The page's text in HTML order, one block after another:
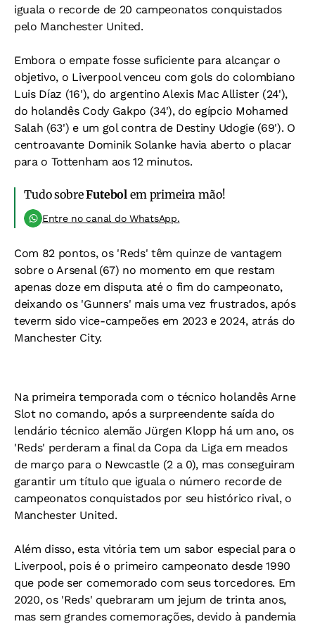
iguala o recorde de 20 campeonatos conquistados
pelo Manchester United.
Embora o empate fosse suficiente para alcançar o
objetivo, o Liverpool venceu com gols do colombiano
Luis Díaz (16'), do argentino Alexis Mac Allister (24'),
do holandês Cody Gakpo (34'), do egípcio Mohamed
Salah (63') e um gol contra de Destiny Udogie (69'). O
centroavante Dominik Solanke havia aberto o placar
para o Tottenham aos 12 minutos.
Tudo sobreFutebol em primeira mão!
Entre no canal do WhatsApp.
Com 82 pontos, os 'Reds' têm quinze de vantagem
sobre o Arsenal (67) no momento em que restam
apenas doze em disputa até o fim do campeonato,
deixando os 'Gunners' mais uma vez frustrados, após
teverm sido vice-campeões em 2023 e 2024, atrás do
Manchester City.
Na primeira temporada com o técnico holandês Arne
Slot no comando, após a surpreendente saída do
lendário técnico alemão Jürgen Klopp há um ano, os
'Reds' perderam a final da Copa da Liga em meados
de março para o Newcastle (2 a 0), mas conseguiram
garantir um título que iguala o número recorde de
campeonatos conquistados por seu histórico rival, o
Manchester United.
Além disso, esta vitória tem um sabor especial para o
Liverpool, pois é o primeiro campeonato desde 1990
que pode ser comemorado com seus torcedores. Em
2020, os 'Reds' quebraram um jejum de trinta anos,
mas sem grandes comemorações, devido à pandemia